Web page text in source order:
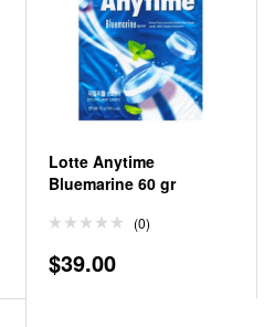
Lotte Anytime
Bluemarine 60 gr
(0)
$39.00